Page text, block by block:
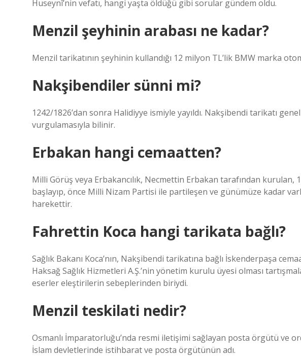
Huseynî’nin vefatı, hangi yaşta öldüğü gibi sorular gündem oldu.
Menzil şeyhinin arabası ne kadar?
Menzil tarikatının şeyhinin kullandığı 12 milyon TL’lik BMW marka
Nakşibendiler sünni mi?
1242/1826’dan sonra Halidiyye ismiyle yayıldı. Nakşibendi tarikatı genel
vurgulamasıyla bilinir.
Erbakan hangi cemaatten?
Milli Görüş veya Erbakancılık, Necmettin Erbakan tarafından kurulan,
başlayıp, önce Milli Nizam Partisi ile partileşen ve günümüze kadar
harekettir.
Fahrettin Koca hangi tarikata bağlı?
Sağlık Bakanı Koca’nın, Nakşibendi tarikatına bağlı İskenderpaşa
Haksağ Sağlık Hizmetleri A.Ş.’nin yönetim kurulu üyesi olması
eserler eleştirilerin sebeplerinden biriydi.
Menzil teskilati nedir?
Osmanlı İmparatorluğu’nda resmi iletişimi sağlayan posta örgütü ve
İslam devletlerinde istihbarat ve posta örgütünün adı.